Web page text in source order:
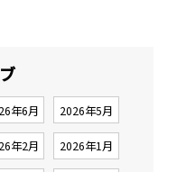
年6月 2026年5月
年2月 2026年1月